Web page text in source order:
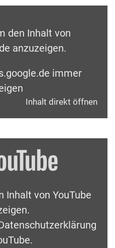
den Inhalt von
anzuzeigen.
immer
Inhalt direkt öffnen
Inhalt von YouTube
.